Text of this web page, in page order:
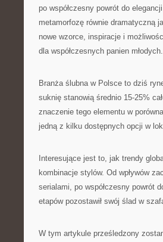
po współczesny powrót do
metamorfozę równie dramatyczną
nowe wzorce, inspiracje i
dla współczesnych panien młodych.
Branża ślubna w Polsce to dziś
suknię stanowią średnio 15-25%
znaczenie tego elementu w
jedną z kilku dostępnych opcji w
Interesujące jest to, jak trendy
kombinacje stylów. Od wpływów
serialami, po współczesny powrót
etapów pozostawił swój ślad w
W tym artykule prześledzony